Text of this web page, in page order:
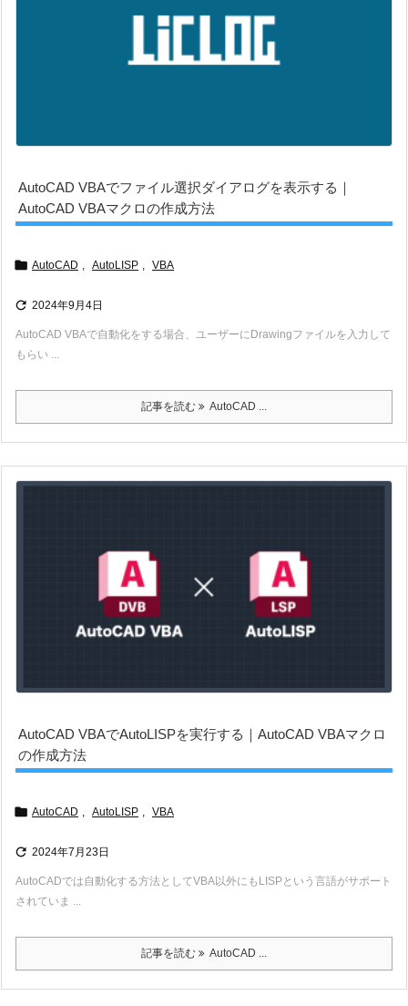
AutoCAD VBAでファイル選択ダイアログを表示する｜
AutoCAD VBAマクロの作成方法
 AutoCAD , AutoLISP , VBA
 2024年9月4日
AutoCAD VBAで自動化をする場合、ユーザーにDrawingファイルを入力して
もらい ...
記事を読む AutoCAD ...
AutoCAD VBAでAutoLISPを実行する｜AutoCAD VBAマクロ
の作成方法
 AutoCAD , AutoLISP , VBA
 2024年7月23日
AutoCADでは自動化する方法としてVBA以外にもLISPという言語がサポート
されていま ...
記事を読む AutoCAD ...